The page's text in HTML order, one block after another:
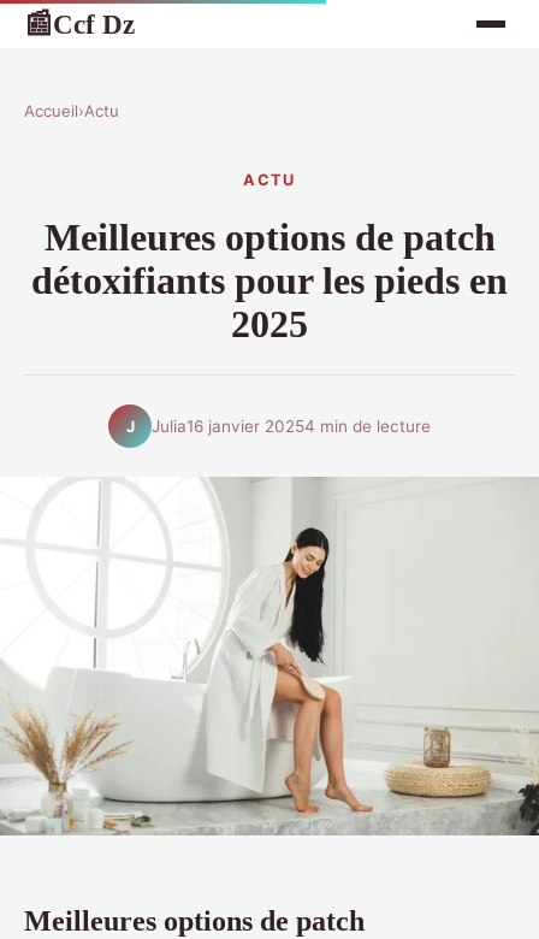
📰Ccf Dz
Accueil›Actu
ACTU
Meilleures options de patch
détoxifiants pour les pieds en
2025
J Julia16 janvier 20254 min de lecture
Meilleures options de patch